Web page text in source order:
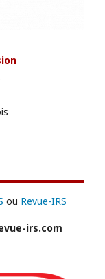
ou Revue-IRS
irs.com